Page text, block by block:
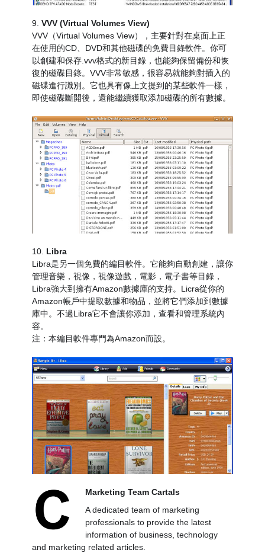
9. VVV (Virtual Volumes View)
VVV（Virtual Volumes View），主要針對在桌面上正
在使用的CD、DVD和其他磁碟的免費目錄軟件。你可
以創建和保存.vvv格式的新目錄，也能夠保留備份和恢
復的磁碟目錄。VVV非常敏感，很容易就能夠對插入的
磁碟進行識別。它也具有像上文提到的某些軟件一樣，
即使磁碟斷開後，還能繼續獲取添加磁碟的所有數據。
10. Libra
Libra是另一個免費的編目軟件。它能夠自動創建，讓你
管理音樂，視像，視像遊戲，電影，電子書等目錄，
Libra強大到擁有Amazon數據庫的支持。Licra從你的
Amazon帳戶中提取數據和物品，並將它們添加到數據
庫中。不過Libra它不會讓你添加，查看和管理系統內
容。
注：本編目軟件專門為Amazon而設。
Marketing Team Cartals
A dedicated team of marketing
professionals to provide the latest
information of business, technology
and marketing related articles.